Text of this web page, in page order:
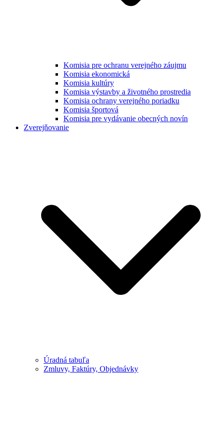
Komisia pre ochranu verejného záujmu
Komisia ekonomická
Komisia kultúry
Komisia výstavby a životného prostredia
Komisia ochrany verejného poriadku
Komisia športová
Komisia pre vydávanie obecných novín
Zverejňovanie
Úradná tabuľa
Zmluvy, Faktúry, Objednávky